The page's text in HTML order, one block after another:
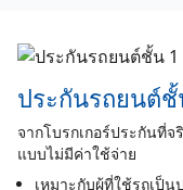
2. เรื่องที่จ่ายเงินไป
อธิบายเพิ่มเต็มการที่
> Silkspan) ทางปร
กรมธรรม์ใหม่ได้เลย
หมดอายุก่อน ซึ่งเรา
ประกันรถยนต์
จากโบรกเกอร์ประกันที่
แบบไม่มีค่าใช้จ่าย
เหมาะกับผู้ที่ใช้รถเป็น